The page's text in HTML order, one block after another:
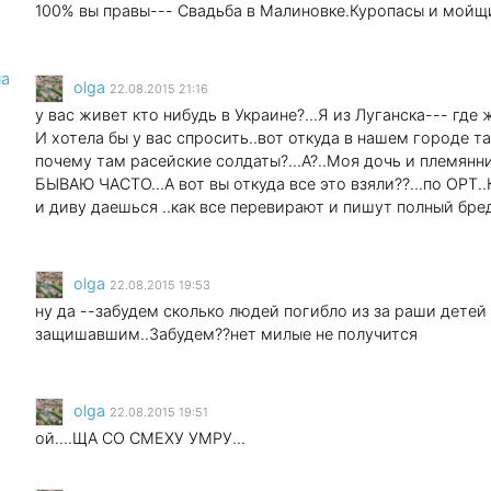
100% вы правы--- Свадьба в Малиновке.Куропасы и
olga 22.08.2015 21:16
у вас живет кто нибудь в Украине?...Я из Луганска---
И хотела бы у вас спросить..вот откуда в нашем городе
почему там расейские солдаты?...А?..Моя дочь и
БЫВАЮ ЧАСТО...А вот вы откуда все это взяли??...по
и диву даешься ..как все перевирают и пишут полный
olga 22.08.2015 19:53
ну да --забудем сколько людей погибло из за раши
защишавшим..Забудем??нет милые не получится
olga 22.08.2015 19:51
ой....ЩА СО СМЕХУ УМРУ...